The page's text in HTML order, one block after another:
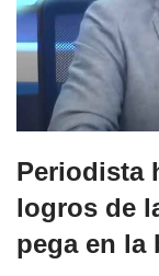
Periodista
logros de
pega en la